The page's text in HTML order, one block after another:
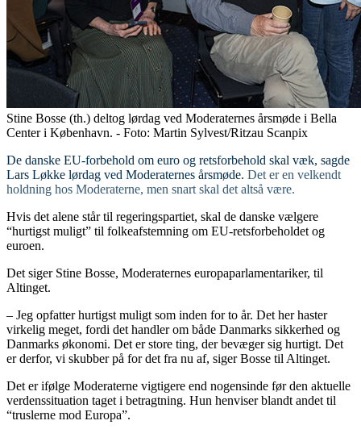
Stine Bosse (th.) deltog lørdag ved Moderaternes årsmøde i Bella
Center i København. - Foto: Martin Sylvest/Ritzau Scanpix
De danske EU-forbehold om euro og retsforbehold skal væk, sagde
Lars Løkke lørdag ved Moderaternes årsmøde. Det er en velkendt
holdning hos Moderaterne, men snart skal det altså være.
Hvis det alene står til regeringspartiet, skal de danske vælgere
“hurtigst muligt” til folkeafstemning om EU-retsforbeholdet og
euroen.
Det siger Stine Bosse, Moderaternes europaparlamentariker, til
Altinget.
– Jeg opfatter hurtigst muligt som inden for to år. Det her haster
virkelig meget, fordi det handler om både Danmarks sikkerhed og
Danmarks økonomi. Det er store ting, der bevæger sig hurtigt. Det
er derfor, vi skubber på for det fra nu af, siger Bosse til Altinget.
Det er ifølge Moderaterne vigtigere end nogensinde før den aktuelle
verdenssituation taget i betragtning. Hun henviser blandt andet til
“truslerne mod Europa”.